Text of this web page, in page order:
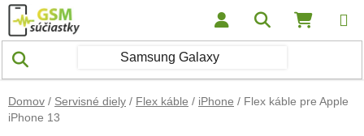
Prejsť na obsah Hľadať
Domov / Servisné diely / Flex káble / iPhone / Flex káble pre Apple
iPhone 13